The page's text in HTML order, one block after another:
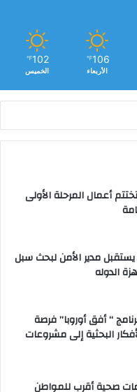
106
℉
الأربعاء
102
℉
الخميس
أعمال المرحلة الأولى
مدير الأمن لبحث سبل
الدوله
“ أفق أوروبا” فرصة
البحثية إلى مشروعات
صحية أقرب للمواطن